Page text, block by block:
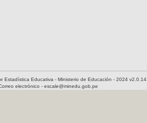
Estadística Educativa - Ministerio de Educación - 2024 v2.0.14
electrónico - escale@minedu.gob.pe